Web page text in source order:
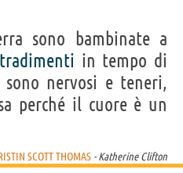
sono bambinate a
tradimenti in tempo di
sono nervosi e teneri,
perché il cuore è un
SCOTT THOMAS - Katherine Clifton